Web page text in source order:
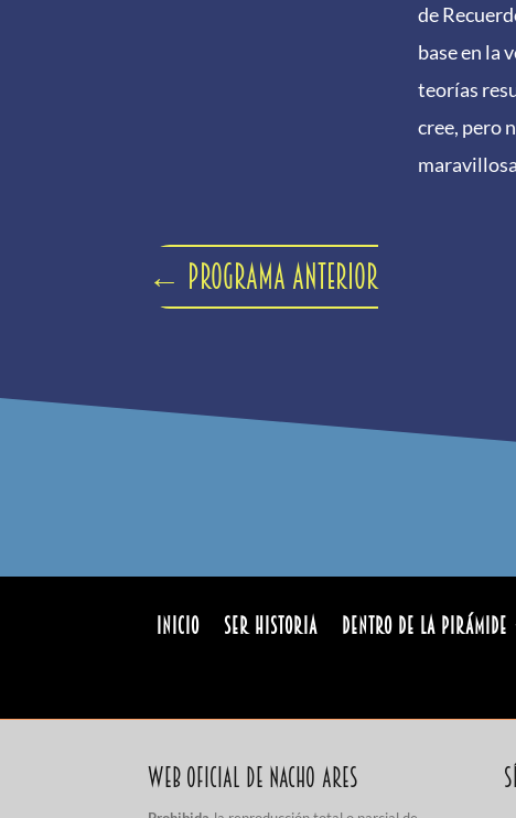
de
base en la
teorías
cree, pero
← Programa anterior
INICIO Ser Historia Dentro de la pirámide
Web Oficial de Nacho Ares